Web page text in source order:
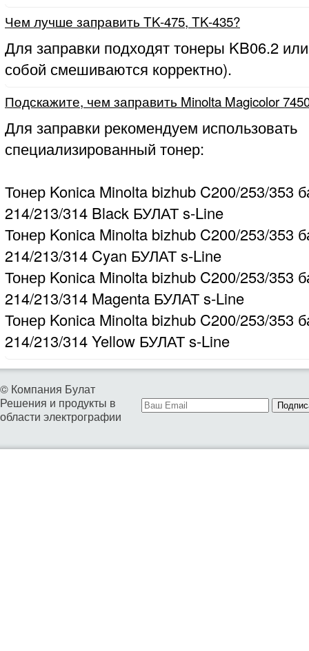
Чем лучше заправить TK-475, TK-435?
Для заправки подходят тонеры KB06.2
собой смешиваются корректно).
Подскажите, чем заправить Minolta Magicolor
Для заправки рекомендуем использовать
специализированный тонер:
Тонер Konica Minolta bizhub C200/253/353
214/213/314 Black БУЛАТ s-Line
Тонер Konica Minolta bizhub C200/253/353
214/213/314 Cyan БУЛАТ s-Line
Тонер Konica Minolta bizhub C200/253/353
214/213/314 Magenta БУЛАТ s-Line
Тонер Konica Minolta bizhub C200/253/353
214/213/314 Yellow БУЛАТ s-Line
© Компания Булат
Решения и продукты в
области электрографии